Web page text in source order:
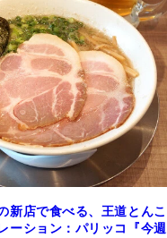
新店で食べる、王道とんこ
ーション：パリッコ『今週